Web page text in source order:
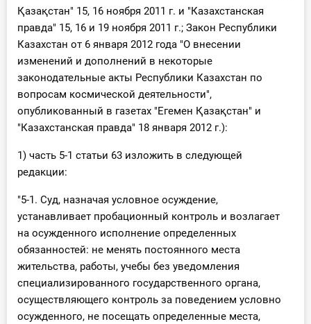
Қазақстан" 15, 16 ноября 2011 г. и "Казахстанская
правда" 15, 16 и 19 ноября 2011 г.; Закон Республики
Казахстан от 6 января 2012 года "О внесении
изменений и дополнений в некоторые
законодательные акты Республики Казахстан по
вопросам космической деятельности",
опубликованный в газетах "Егемен Қазақстан" и
"Казахстанская правда" 18 января 2012 г.):
1) часть 5-1 статьи 63 изложить в следующей
редакции:
"5-1. Суд, назначая условное осуждение,
устанавливает пробационный контроль и возлагает
на осужденного исполнение определенных
обязанностей: не менять постоянного места
жительства, работы, учебы без уведомления
специализированного государственного органа,
осуществляющего контроль за поведением условно
осужденного, не посещать определенные места,